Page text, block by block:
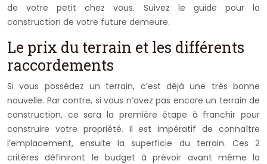
de votre petit chez vous. Suivez le guide pour la
construction de votre future demeure.
Le prix du terrain et les différents
raccordements
Si vous possédez un terrain, c’est déjà une très bonne
nouvelle. Par contre, si vous n’avez pas encore un terrain de
construction, ce sera la première étape à franchir pour
construire votre propriété. Il est impératif de connaître
l’emplacement, ensuite la superficie du terrain. Ces 2
critères définiront le budget à prévoir avant même la